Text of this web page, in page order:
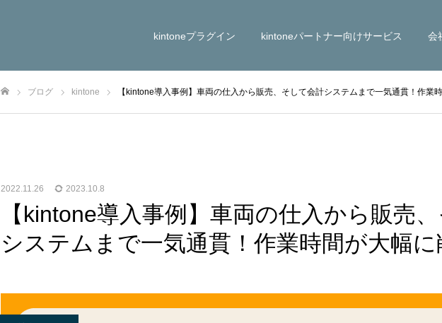
kintoneプラグイン kintoneパートナー向けサービス 会
ブログ kintone 【kintone導入事例】車両の仕入から販売、そして会計システムまで一気通貫！作業
2022.11.26 2023.10.8
【kintone導入事例】車両の仕入から販売
システムまで一気通貫！作業時間が大幅に